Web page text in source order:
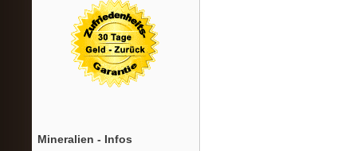
Mineralien - Infos